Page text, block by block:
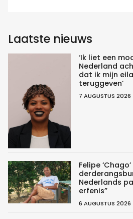
Laatste nieuws
‘Ik liet een
Nederland
dat ik mijn
teruggeven’
7 AUGUSTUS 2026
Felipe
Nederlands
erfenis”
6 AUGUSTUS 2026